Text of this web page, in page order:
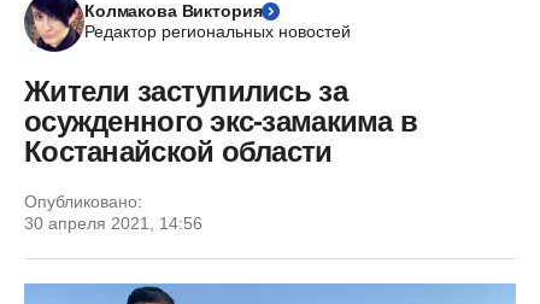
Колмакова Виктория
Редактор региональных новостей
Жители заступились за
осужденного экс-замакима в
Костанайской области
Опубликовано:
30 апреля 2021, 14:56